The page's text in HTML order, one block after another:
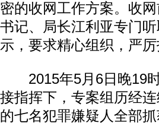
密的收网工作方案。收
书记、局长江利亚专门
示，要求精心组织，严
2015年5月6日晚19时
接指挥下，专案组历经
的七名犯罪嫌疑人全部
动物系恋人啊 | 钟欣潼